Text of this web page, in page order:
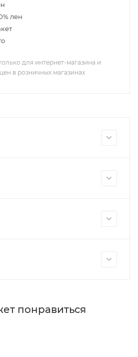
лен
для интернет-магазина и
в розничных магазинах
понравиться